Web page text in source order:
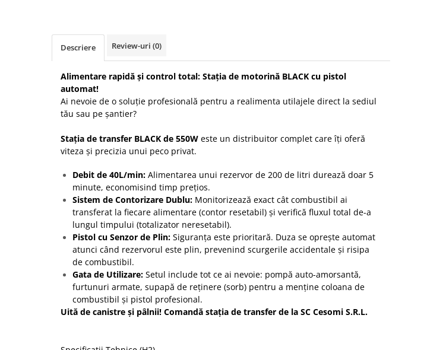
Scule Pneumatice
Suport motocicleta
Utilaje constructie
Descriere Review-uri (0)
Alimentare rapidă și control total: Stația de motorină BLACK cu pistol
automat!
Ai nevoie de o soluție profesională pentru a realimenta utilajele direct la sediul
tău sau pe șantier?
Stația de transfer BLACK de 550W este un distribuitor complet care îți oferă
viteza și precizia unui peco privat.
Debit de 40L/min: Alimentarea unui rezervor de 200 de litri durează doar 5
minute, economisind timp prețios.
Sistem de Contorizare Dublu: Monitorizează exact cât combustibil ai
transferat la fiecare alimentare (contor resetabil) și verifică fluxul total de-a
lungul timpului (totalizator neresetabil).
Pistol cu Senzor de Plin: Siguranța este prioritară. Duza se oprește automat
atunci când rezervorul este plin, prevenind scurgerile accidentale și risipa
de combustibil.
Gata de Utilizare: Setul include tot ce ai nevoie: pompă auto-amorsantă,
furtunuri armate, supapă de reținere (sorb) pentru a menține coloana de
combustibil și pistol profesional.
Uită de canistre și pâlnii! Comandă stația de transfer de la SC Cesomi S.R.L.